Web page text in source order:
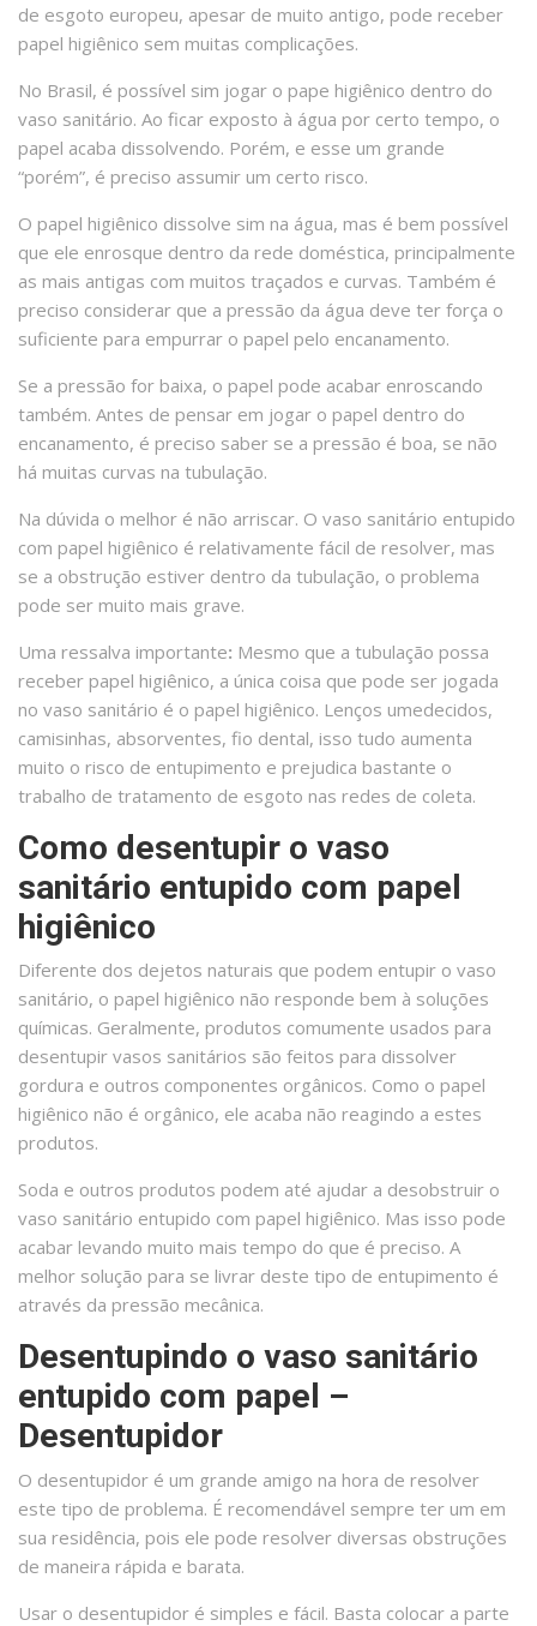
de esgoto europeu, apesar de muito antigo, pode receber
papel higiênico sem muitas complicações.
No Brasil, é possível sim jogar o pape higiênico dentro do
vaso sanitário. Ao ficar exposto à água por certo tempo, o
papel acaba dissolvendo. Porém, e esse um grande
“porém”, é preciso assumir um certo risco.
O papel higiênico dissolve sim na água, mas é bem possível
que ele enrosque dentro da rede doméstica, principalmente
as mais antigas com muitos traçados e curvas. Também é
preciso considerar que a pressão da água deve ter força o
suficiente para empurrar o papel pelo encanamento.
Se a pressão for baixa, o papel pode acabar enroscando
também. Antes de pensar em jogar o papel dentro do
encanamento, é preciso saber se a pressão é boa, se não
há muitas curvas na tubulação.
Na dúvida o melhor é não arriscar. O vaso sanitário entupido
com papel higiênico é relativamente fácil de resolver, mas
se a obstrução estiver dentro da tubulação, o problema
pode ser muito mais grave.
Uma ressalva importante: Mesmo que a tubulação possa
receber papel higiênico, a única coisa que pode ser jogada
no vaso sanitário é o papel higiênico. Lenços umedecidos,
camisinhas, absorventes, fio dental, isso tudo aumenta
muito o risco de entupimento e prejudica bastante o
trabalho de tratamento de esgoto nas redes de coleta.
Como desentupir o vaso
sanitário entupido com papel
higiênico
Diferente dos dejetos naturais que podem entupir o vaso
sanitário, o papel higiênico não responde bem à soluções
químicas. Geralmente, produtos comumente usados para
desentupir vasos sanitários são feitos para dissolver
gordura e outros componentes orgânicos. Como o papel
higiênico não é orgânico, ele acaba não reagindo a estes
produtos.
Soda e outros produtos podem até ajudar a desobstruir o
vaso sanitário entupido com papel higiênico. Mas isso pode
acabar levando muito mais tempo do que é preciso. A
melhor solução para se livrar deste tipo de entupimento é
através da pressão mecânica.
Desentupindo o vaso sanitário
entupido com papel –
Desentupidor
O desentupidor é um grande amigo na hora de resolver
este tipo de problema. É recomendável sempre ter um em
sua residência, pois ele pode resolver diversas obstruções
de maneira rápida e barata.
Usar o desentupidor é simples e fácil. Basta colocar a parte